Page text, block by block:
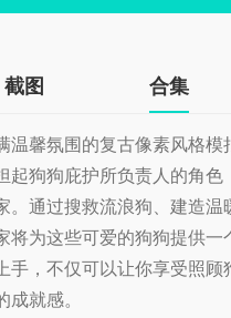
截图 合集
温馨氛围的复古像素风格模
起狗狗庇护所负责人的角色
。通过搜救流浪狗、建造温
将为这些可爱的狗狗提供一
手，不仅可以让你享受照顾
就感。